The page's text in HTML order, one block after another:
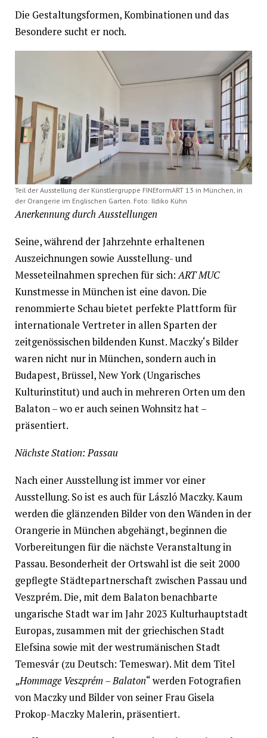
Die Gestaltungsformen, Kombinationen und das
Besondere sucht er noch.
Teil der Ausstellung der Künstlergruppe FINEformART 13 in München, in
der Orangerie im Englischen Garten. Foto: Ildiko Kühn
Anerkennung durch Ausstellungen
Seine, während der Jahrzehnte erhaltenen
Auszeichnungen sowie Ausstellung- und
Messeteilnahmen sprechen für sich:ART MUC
Kunstmesse in München ist eine davon. Die
renommierte Schau bietet perfekte Plattform für
internationale Vertreter in allen Sparten der
zeitgenössischen bildenden Kunst. Maczky‘s Bilder
waren nicht nur in München, sondern auch in
Budapest, Brüssel, New York (Ungarisches
Kulturinstitut) und auch in mehreren Orten um den
Balaton – wo er auch seinen Wohnsitz hat –
präsentiert.
Nächste Station: Passau
Nach einer Ausstellung ist immer vor einer
Ausstellung. So ist es auch für László Maczky. Kaum
werden die glänzenden Bilder von den Wänden in der
Orangerie in München abgehängt, beginnen die
Vorbereitungen für die nächste Veranstaltung in
Passau. Besonderheit der Ortswahl ist die seit 2000
gepflegte Städtepartnerschaft zwischen Passau und
Veszprém. Die, mit dem Balaton benachbarte
ungarische Stadt war im Jahr 2023 Kulturhauptstadt
Europas, zusammen mit der griechischen Stadt
Elefsina sowie mit der westrumänischen Stadt
Temesvár (zu Deutsch: Temeswar). Mit dem Titel
„Hommage Veszprém – Balaton“ werden Fotografien
von Maczky und Bilder von seiner Frau Gisela
Prokop-Maczky Malerin, präsentiert.